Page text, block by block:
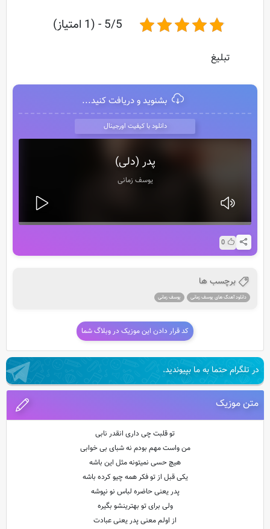
5/5 - (1 امتیاز)
تبلیغ
بشنوید و دریافت کنید...
دانلود با کیفیت اورجینال
پدر (دلی)
یوسف زمانی
0
برچسب ها
دانلود آهنگ های یوسف زمانی یوسف زمانی
کد قرار دادن این موزیک در وبلاگ شما
در تلگرام حتما به ما بپیوندید.
متن موزیک
تو قلبت چی داری انقدر نابی
من واست مهم بودم نه شبای بی خوابی
هیچ حسی نمیتونه مثل این باشه
یکی قبل از تو فکر همه چیو کرده باشه
پدر یعنی حاضره لباس نو نپوشه
ولی برای تو بهترینشو بگیره
از اولم معنی پدر یعنی عبادت